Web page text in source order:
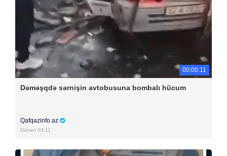
00:00:11
Dəməşqdə sərnişin avtobusuna bombalı hücum
Qafqazinfo.az
Dünən 03:11